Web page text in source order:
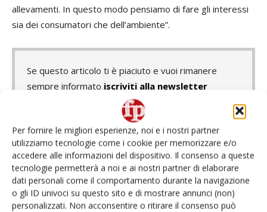
Per fornire le migliori esperienze, noi e i nostri partner
utilizziamo tecnologie come i cookie per memorizzare e/o
accedere alle informazioni del dispositivo. Il consenso a queste
tecnologie permetterà a noi e ai nostri partner di elaborare
dati personali come il comportamento durante la navigazione
o gli ID univoci su questo sito e di mostrare annunci (non)
personalizzati. Non acconsentire o ritirare il consenso può
allevamenti. In questo modo pensiamo di fare gli interessi
sia dei consumatori che dell’ambiente”.
Se questo articolo ti è piaciuto e vuoi rimanere
sempre informato iscriviti alla newsletter
TAGS agricoltura di precisione antibiotici
ciliegie
clementine
Coop Coop Italia glifosato
Marco Pedroni
meloni
olio di palma ortofrutta pesticidi uva